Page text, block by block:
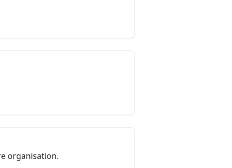
organisation.